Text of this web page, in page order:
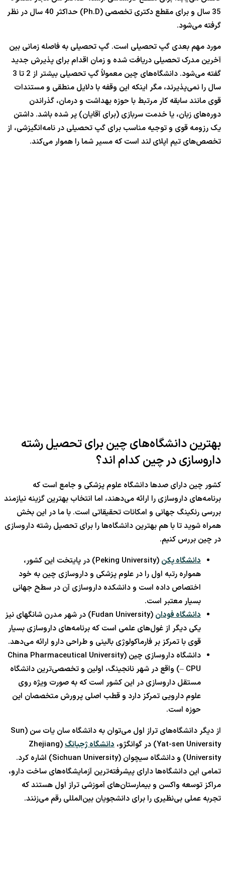
35 سال و برای مقطع دکتری تخصصی (Ph.D) حداکثر 40 سال در نظر
گرفته می‌شود.
مورد مهم بعدی گپ تحصیلی است. گپ تحصیلی به فاصله زمانی بین
آخرین مدرک تحصیلی دریافت شده و زمان اقدام برای پذیرش جدید
گفته می‌شود. دانشگاه‌های چین معمولاً گپ تحصیلی بیشتر از 2 تا 3
سال را نمی‌پذیرند، مگر اینکه این وقفه با دلایل منطقی و مستندات
قوی مانند سابقه کار مرتبط با حوزه بهداشت و درمان، گذراندن
دوره‌های زبان، یا خدمت سربازی (برای آقایان) پر شده باشد. داشتن
یک رزومه قوی و توجیه مناسب برای گپ تحصیلی در نامه‌انگیزشی، از
تخصص‌های تیم اپلای لند است که مسیر شما را هموار می‌کند.
بهترین دانشگاه‌های چین برای تحصیل رشته
داروسازی در چین کدام اند؟
کشور چین دارای صدها دانشگاه علوم پزشکی و جامع است که
برنامه‌های داروسازی را ارائه می‌دهند، اما انتخاب بهترین گزینه نیازمند
بررسی رنکینگ جهانی و امکانات تحقیقاتی است. با ما در این بخش
همراه شوید تا با هم بهترین دانشگاه‌ها را برای تحصیل رشته داروسازی
در چین بررس کنیم.
دانشگاه پکن
(Peking University) در پایتخت این کشور،
همواره رتبه اول را در علوم پزشکی و داروسازی چین به خود
اختصاص داده است و دانشکده داروسازی آن در سطح جهانی
بسیار معتبر است.
دانشگاه فودان
(Fudan University) در شهر مدرن شانگهای نیز
یکی دیگر از غول‌های علمی است که برنامه‌های داروسازی بسیار
قوی با تمرکز بر فارماکولوژی بالینی و طراحی دارو ارائه می‌دهد.
دانشگاه داروسازی چین (China Pharmaceutical University
– CPU) واقع در شهر نانجینگ، اولین و تخصصی‌ترین دانشگاه
مستقل داروسازی در این کشور است که به صورت ویژه روی
علوم دارویی تمرکز دارد و قطب اصلی پرورش متخصصان این
حوزه است.
از دیگر دانشگاه‌های تراز اول می‌توان به دانشگاه سان یات سن (Sun
Yat-sen University) در گوانگژو،
دانشگاه ژجیانگ (Zhejiang
University) و دانشگاه سیچوان (Sichuan University) اشاره کرد.
تمامی این دانشگاه‌ها دارای پیشرفته‌ترین آزمایشگاه‌های ساخت دارو،
مراکز توسعه واکسن و بیمارستان‌های آموزشی تراز اول هستند که
تجربه عملی بی‌نظیری را برای دانشجویان بین‌المللی رقم می‌زنند.